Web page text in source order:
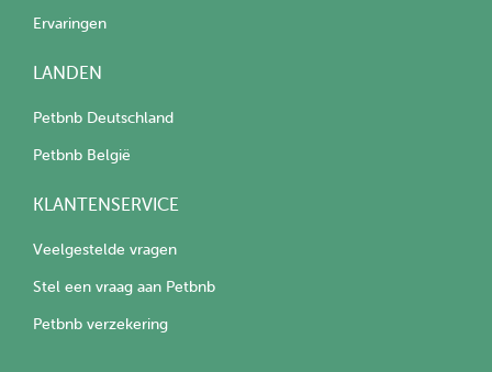
Ervaringen
LANDEN
Petbnb Deutschland
Petbnb België
KLANTENSERVICE
Veelgestelde vragen
Stel een vraag aan Petbnb
Petbnb verzekering